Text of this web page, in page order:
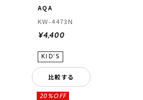
サキスポーツ 公式アプリ
ト・クーポンもこのアプリで！
AQA
KW-4473N
¥4,400
比較する
20%OFF